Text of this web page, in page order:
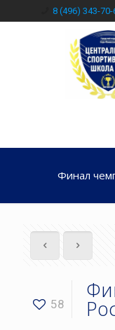
8 (496) 343-70-
Финал
58